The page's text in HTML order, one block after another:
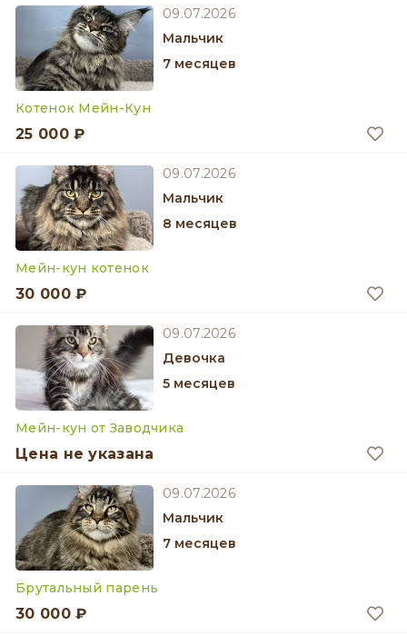
09.07.2026
мальчик
7 месяцев
Котенок Мейн-Кун
25 000 ₽
09.07.2026
мальчик
8 месяцев
Мейн-кун котенок
30 000 ₽
09.07.2026
девочка
5 месяцев
Мейн-кун от Заводчика
Цена не указана
09.07.2026
мальчик
7 месяцев
Брутальный парень
30 000 ₽